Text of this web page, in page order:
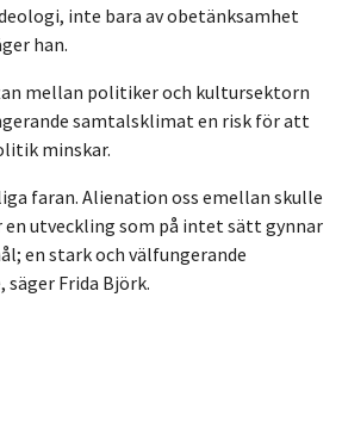
inte bara av obetänksamhet
han.
mellan politiker och kultursektorn
samtalsklimat en risk för att
minskar.
faran. Alienation oss emellan skulle
utveckling som på intet sätt gynnar
en stark och välfungerande
Frida Björk.